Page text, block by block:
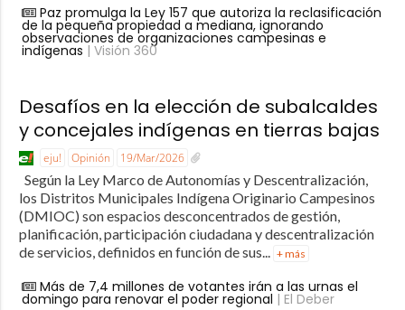
Paz promulga la Ley 157 que autoriza la reclasificación
de la pequeña propiedad a mediana, ignorando
observaciones de organizaciones campesinas e
indígenas | Visión 360
Desafíos en la elección de subalcaldes
y concejales indígenas en tierras bajas
eju! Opinión 19/Mar/2026
Según la Ley Marco de Autonomías y Descentralización,
los Distritos Municipales Indígena Originario Campesinos
(DMIOC) son espacios desconcentrados de gestión,
planificación, participación ciudadana y descentralización
de servicios, definidos en función de sus... + más
Más de 7,4 millones de votantes irán a las urnas el
domingo para renovar el poder regional | El Deber